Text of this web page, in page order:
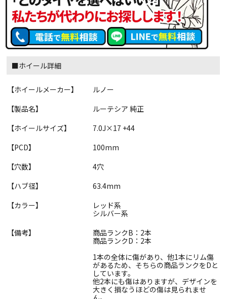
■ホイール詳細
【ホイールメーカー】
ルノー
【製品名】
ルーテシア 純正
【ホイールサイズ】
7.0J×17 +44
【PCD】
100mm
【穴数】
4穴
【ハブ径】
63.4mm
【カラー】
レッド系
シルバー系
【備考】
商品ランクB：2本
商品ランクD：2本
1本の全体に傷があり、他1本にリム傷
があるため、そちらの商品ランクをDと
しています。
他2本にも傷はありますが、デザインを
大きく損なうほどの傷は見られませ